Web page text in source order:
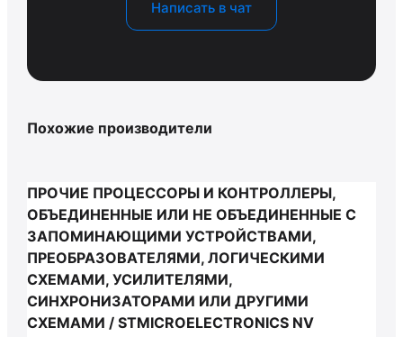
Написать в чат
Похожие производители
ПРОЧИЕ ПРОЦЕССОРЫ И КОНТРОЛЛЕРЫ,
ОБЪЕДИНЕННЫЕ ИЛИ НЕ ОБЪЕДИНЕННЫЕ С
ЗАПОМИНАЮЩИМИ УСТРОЙСТВАМИ,
ПРЕОБРАЗОВАТЕЛЯМИ, ЛОГИЧЕСКИМИ
СХЕМАМИ, УСИЛИТЕЛЯМИ,
СИНХРОНИЗАТОРАМИ ИЛИ ДРУГИМИ
СХЕМАМИ / STMICROELECTRONICS NV